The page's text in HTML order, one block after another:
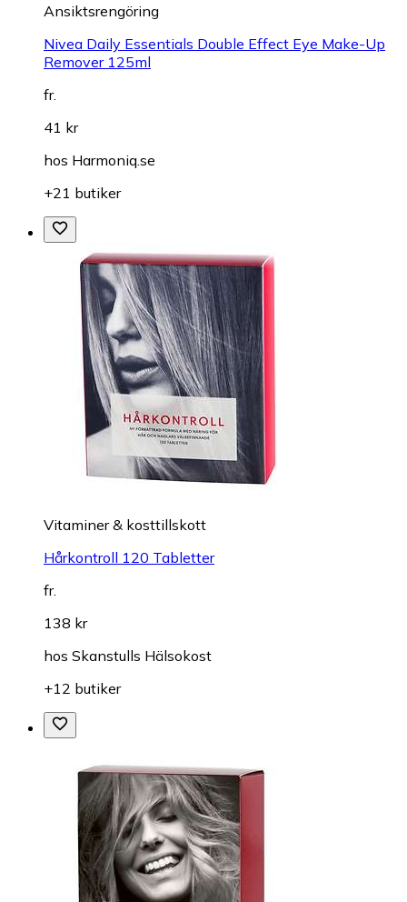
Ansiktsrengöring
Nivea Daily Essentials Double Effect Eye Make-Up
Remover 125ml
fr.
41 kr
hos Harmoniq.se
+21 butiker
Vitaminer & kosttillskott
Hårkontroll 120 Tabletter
fr.
138 kr
hos Skanstulls Hälsokost
+12 butiker